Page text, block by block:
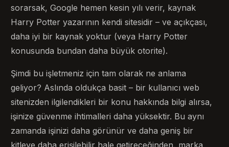
sorarsak, Google hemen kesin yılı verir, kaynak
Harry Potter yazarının kendi sitesidir – ve açıkçası,
daha iyi bir kaynak yoktur (veya Harry Potter
konusunda bundan daha büyük otorite).
Şimdi bu işletmeniz için tam olarak ne anlama
geliyor? Aslında oldukça basit – bir kullanıcı web
sitenizden ilgilendikleri bir konu hakkında bilgi alırsa,
işinize güvenme ihtimalleri daha yüksektir. Bu aynı
zamanda işinizi daha görünür ve daha geniş bir